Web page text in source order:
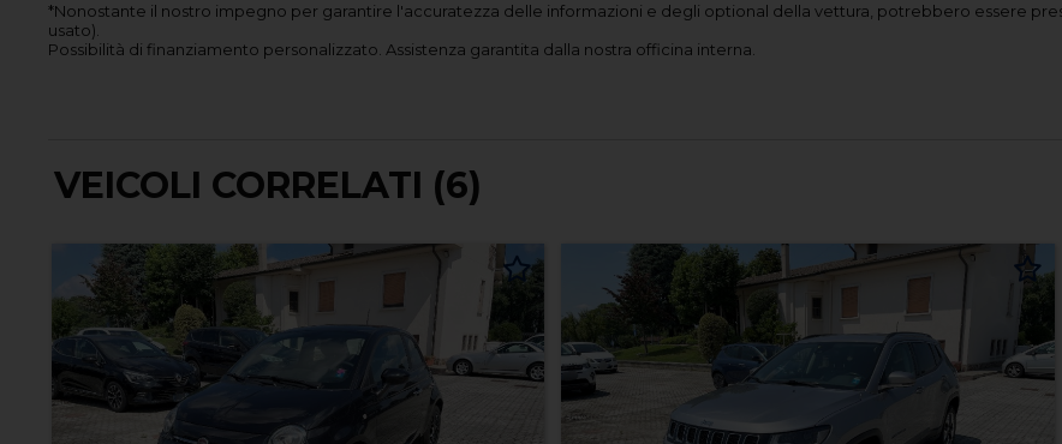
*Nonostante il nostro impegno per garantire l'accuratezza delle informazioni e degli optional della vettura, potrebbero essere
usato).
Possibilità di finanziamento personalizzato. Assistenza garantita dalla nostra officina interna.
VEICOLI CORRELATI (6)